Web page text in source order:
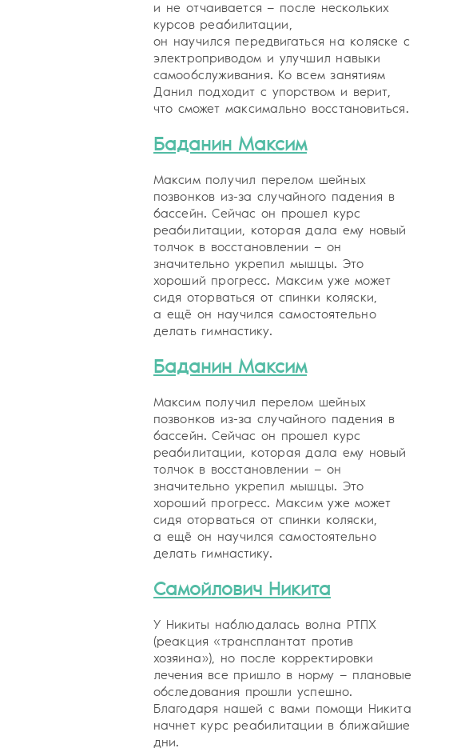
и не отчаивается — после нескольких
курсов реабилитации,
он научился передвигаться на коляске с
электроприводом и улучшил навыки
самообслуживания. Ко всем занятиям
Данил подходит с упорством и верит,
что сможет максимально восстановиться.
Баданин Максим
Максим получил перелом шейных
позвонков из-за случайного падения в
бассейн. Сейчас он прошел курс
реабилитации, которая дала ему новый
толчок в восстановлении — он
значительно укрепил мышцы. Это
хороший прогресс. Максим уже может
сидя оторваться от спинки коляски,
а ещё он научился самостоятельно
делать гимнастику.
Баданин Максим
Максим получил перелом шейных
позвонков из-за случайного падения в
бассейн. Сейчас он прошел курс
реабилитации, которая дала ему новый
толчок в восстановлении — он
значительно укрепил мышцы. Это
хороший прогресс. Максим уже может
сидя оторваться от спинки коляски,
а ещё он научился самостоятельно
делать гимнастику.
Самойлович Никита
У Никиты наблюдалась волна РТПХ
(реакция «трансплантат против
хозяина»), но после корректировки
лечения все пришло в норму — плановые
обследования прошли успешно.
Благодаря нашей с вами помощи Никита
начнет курс реабилитации в ближайшие
дни.